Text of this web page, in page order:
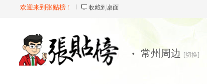
欢迎来到张贴榜！ 收藏到桌面
· 常州周边
[切换]